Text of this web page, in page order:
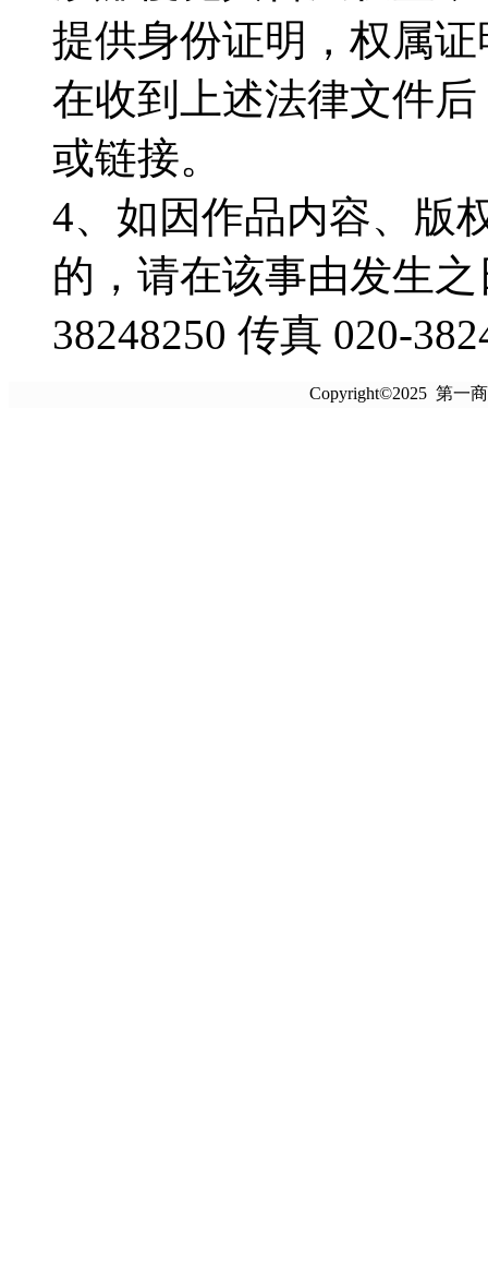
提供身份证明，权属
在收到上述法律文件
或链接。
4、如因作品内容、版
的，请在该事由发生
38248250 传真 020-
Copyright©2025 第一